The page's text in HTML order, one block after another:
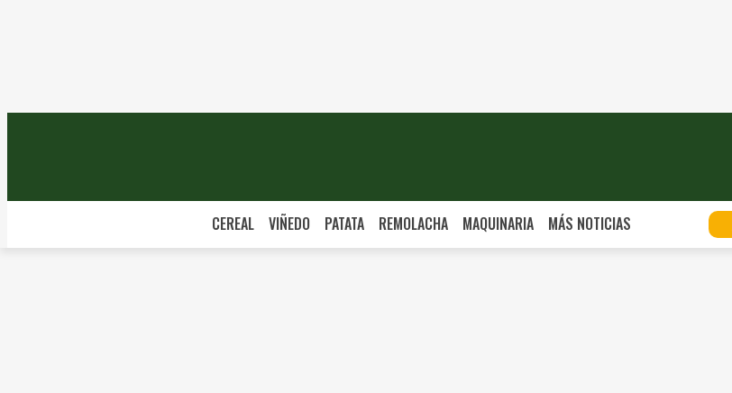
CEREAL VIÑEDO PATATA REMOLACHA MAQUINARIA MÁS NOTICIAS